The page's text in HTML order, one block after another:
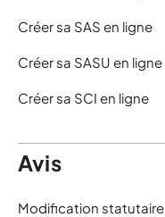
Créer sa SAS en ligne
Créer sa SASU en ligne
Créer sa SCI en ligne
Avis
Modification statutaire